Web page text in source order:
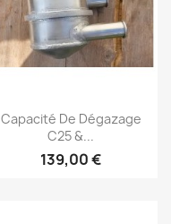
Vista rápida
Capacité De Dégazage
C25 &...
139,00 €